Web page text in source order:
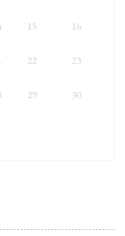
15 16
22 23
29 30